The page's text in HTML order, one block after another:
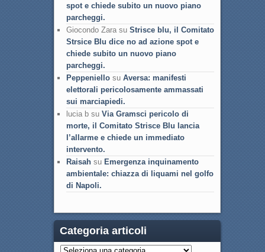
spot e chiede subito un nuovo piano
parcheggi.
Giocondo Zara su Strisce blu, il Comitato
Strsice Blu dice no ad azione spot e
chiede subito un nuovo piano
parcheggi.
Peppeniellosu Aversa: manifesti
elettorali pericolosamente ammassati
sui marciapiedi.
lucia b su Via Gramsci pericolo di
morte, il Comitato Strisce Blu lancia
l’allarme e chiede un immediato
intervento.
Raisahsu Emergenza inquinamento
ambientale: chiazza di liquami nel golfo
di Napoli.
Categoria articoli